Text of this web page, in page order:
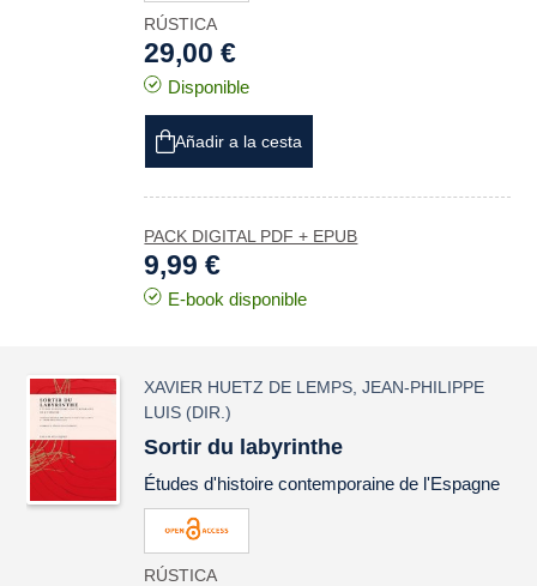
RÚSTICA
29,00 €
Disponible
Añadir a la cesta
PACK DIGITAL PDF + EPUB
9,99 €
E-book disponible
XAVIER HUETZ DE LEMPS ,JEAN-PHILIPPE
LUIS (DIR.)
Sortir du labyrinthe
Études d'histoire contemporaine de l'Espagne
RÚSTICA